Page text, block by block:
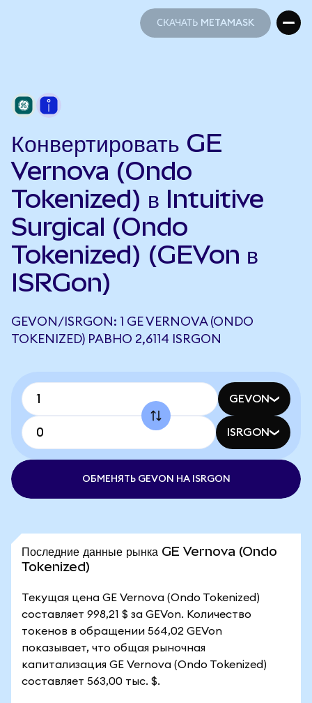
СКАЧАТЬ METAMASK
Конвертировать GE
Vernova (Ondo
Tokenized) в Intuitive
Surgical (Ondo
Tokenized) (GEVon в
ISRGon)
GEVON/ISRGON: 1 GE VERNOVA (ONDO
TOKENIZED) РАВНО 2,6114 ISRGON
GEVON
ISRGON
ОБМЕНЯТЬ GEVON НА ISRGON
Последние данные рынка GE Vernova (Ondo
Tokenized)
Текущая цена GE Vernova (Ondo Tokenized)
составляет 998,21 $ за GEVon. Количество
токенов в обращении 564,02 GEVon
показывает, что общая рыночная
капитализация GE Vernova (Ondo Tokenized)
составляет 563,00 тыс. $.